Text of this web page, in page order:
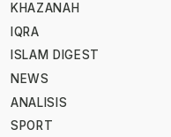
KHAZANAH
IQRA
ISLAM DIGEST
NEWS
ANALISIS
SPORT